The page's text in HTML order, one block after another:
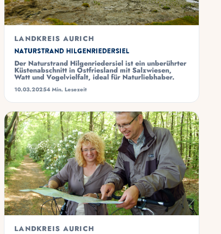
LANDKREIS AURICH
Naturstrand Hilgenriedersiel
Der Naturstrand Hilgenriedersiel ist ein unberührter
Küstenabschnitt in Ostfriesland mit Salzwiesen,
Watt und Vogelvielfalt, ideal für Naturliebhaber.
10.03.20254 Min. Lesezeit
LANDKREIS AURICH